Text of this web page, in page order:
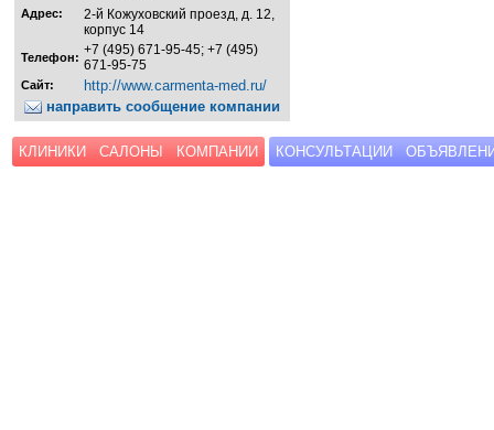
Адрес:
2-й Кожуховский проезд, д. 12,
корпус 14
Телефон: +7 (495) 671-95-45; +7 (495)
671-95-75
Сайт:
http://www.carmenta-med.ru/
направить сообщение компании
КЛИНИКИ САЛОНЫ КОМПАНИИ КОНСУЛЬТАЦИИ